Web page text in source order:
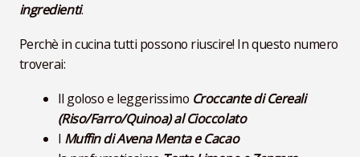
ingredienti.
Perchè in cucina tutti possono riuscire! In questo numero
troverai:
Il goloso e leggerissimo Croccante di Cereali
(Riso/Farro/Quinoa) al Cioccolato
I Muffin di Avena Menta e Cacao